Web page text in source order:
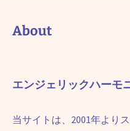
About
エンジェリックハーモ
当サイトは、2001年より